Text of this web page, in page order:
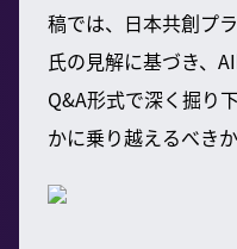
稿では、日本共創プ
氏の見解に基づき、
Q&A形式で深く掘り
かに乗り越えるべき